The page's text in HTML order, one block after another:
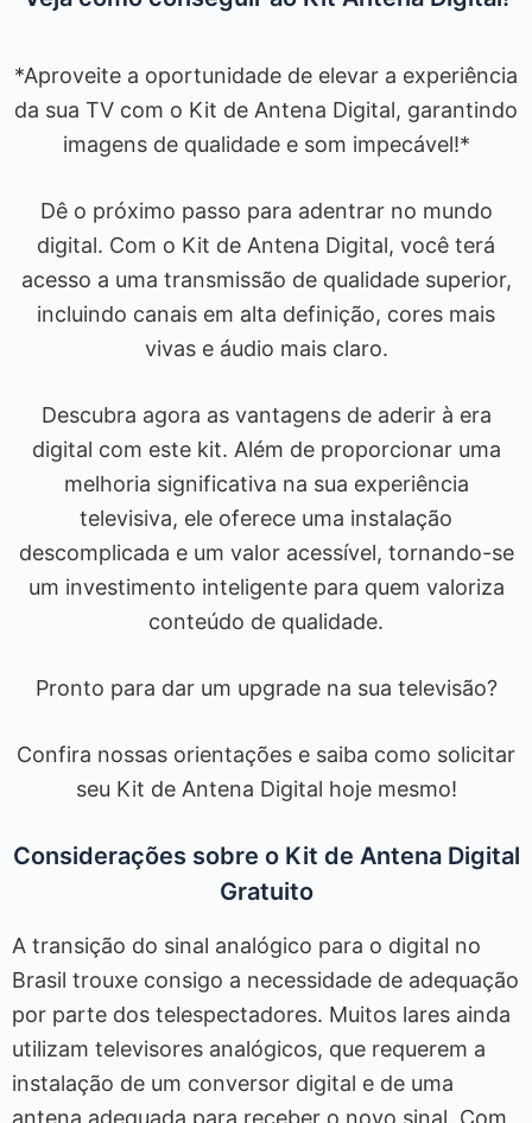
*Aproveite a oportunidade de elevar a experiência
da sua TV com o Kit de Antena Digital, garantindo
imagens de qualidade e som impecável!*
Dê o próximo passo para adentrar no mundo
digital. Com o Kit de Antena Digital, você terá
acesso a uma transmissão de qualidade superior,
incluindo canais em alta definição, cores mais
vivas e áudio mais claro.
Descubra agora as vantagens de aderir à era
digital com este kit. Além de proporcionar uma
melhoria significativa na sua experiência
televisiva, ele oferece uma instalação
descomplicada e um valor acessível, tornando-se
um investimento inteligente para quem valoriza
conteúdo de qualidade.
Pronto para dar um upgrade na sua televisão?
Confira nossas orientações e saiba como solicitar
seu Kit de Antena Digital hoje mesmo!
Considerações sobre o Kit de Antena Digital
Gratuito
A transição do sinal analógico para o digital no
Brasil trouxe consigo a necessidade de adequação
por parte dos telespectadores. Muitos lares ainda
utilizam televisores analógicos, que requerem a
instalação de um conversor digital e de uma
antena adequada para receber o novo sinal. Com